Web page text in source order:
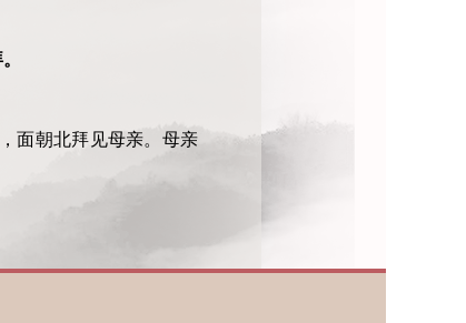
面朝北拜见母亲。母亲